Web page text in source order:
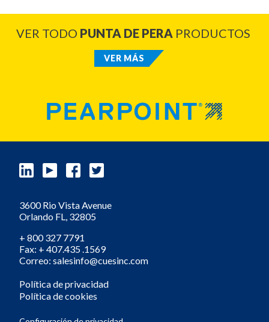
VER TODO PUNTA DE PERA PRODUCTOS
VER MÁS
3600 Rio Vista Avenue
Orlando FL, 32805
+ 800 327 7791
Fax: + 407.435 .1569
Correo: salesinfo@cuesinc.com
Política de privacidad
Política de cookies